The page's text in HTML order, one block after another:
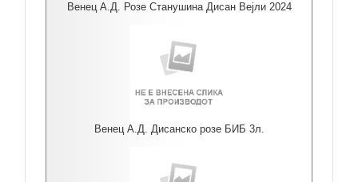
Венец А.Д. Розе Станушина Дисан Вејли 2024
Венец А.Д. Дисанско розе БИБ 3л.